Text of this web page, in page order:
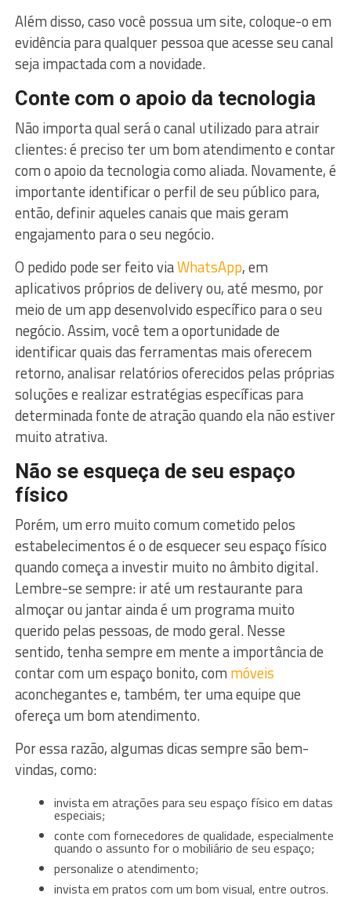
Além disso, caso você possua um site, coloque-o em
evidência para qualquer pessoa que acesse seu canal
seja impactada com a novidade.
Conte com o apoio da tecnologia
Não importa qual será o canal utilizado para atrair
clientes: é preciso ter um bom atendimento e contar
com o apoio da tecnologia como aliada. Novamente, é
importante identificar o perfil de seu público para,
então, definir aqueles canais que mais geram
engajamento para o seu negócio.
O pedido pode ser feito viaWhatsApp, em
aplicativos próprios de delivery ou, até mesmo, por
meio de um app desenvolvido específico para o seu
negócio. Assim, você tem a oportunidade de
identificar quais das ferramentas mais oferecem
retorno, analisar relatórios oferecidos pelas próprias
soluções e realizar estratégias específicas para
determinada fonte de atração quando ela não estiver
muito atrativa.
Não se esqueça de seu espaço
físico
Porém, um erro muito comum cometido pelos
estabelecimentos é o de esquecer seu espaço físico
quando começa a investir muito no âmbito digital.
Lembre-se sempre: ir até um restaurante para
almoçar ou jantar ainda é um programa muito
querido pelas pessoas, de modo geral. Nesse
sentido, tenha sempre em mente a importância de
contar com um espaço bonito, com móveis
aconchegantes e, também, ter uma equipe que
ofereça um bom atendimento.
Por essa razão, algumas dicas sempre são bem-
vindas, como:
invista em atrações para seu espaço físico em datas
especiais;
conte com fornecedores de qualidade, especialmente
quando o assunto for o mobiliário de seu espaço;
personalize o atendimento;
invista em pratos com um bom visual, entre outros.